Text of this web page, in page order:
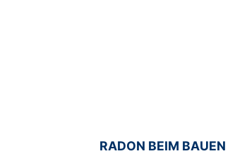
BROSCHÜRE:
RADON BEIM BAUEN